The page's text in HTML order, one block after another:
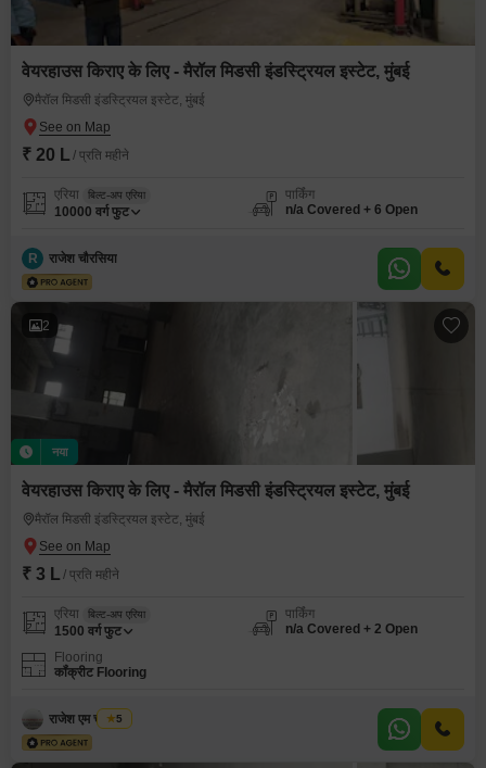
वेयरहाउस किराए के लिए - मैरॉल मिडसी इंडस्ट्रियल इस्टेट, मुंबई
मैरॉल मिडसी इंडस्ट्रियल इस्टेट, मुंबई
₹ 20 L / प्रति महीने
एरिया बिल्ट-अप एरिया
10000 वर्ग फुट
पार्किंग
n/a Covered + 6 Open
R राजेश चौरसिया
2
नया
वेयरहाउस किराए के लिए - मैरॉल मिडसी इंडस्ट्रियल इस्टेट, मुंबई
मैरॉल मिडसी इंडस्ट्रियल इस्टेट, मुंबई
₹ 3 L / प्रति महीने
एरिया बिल्ट-अप एरिया
1500 वर्ग फुट
पार्किंग
n/a Covered + 2 Open
Flooring
कॉंक्रीट Flooring
राजेश एम चौरसिया
5